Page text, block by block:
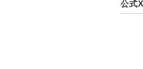
公式X